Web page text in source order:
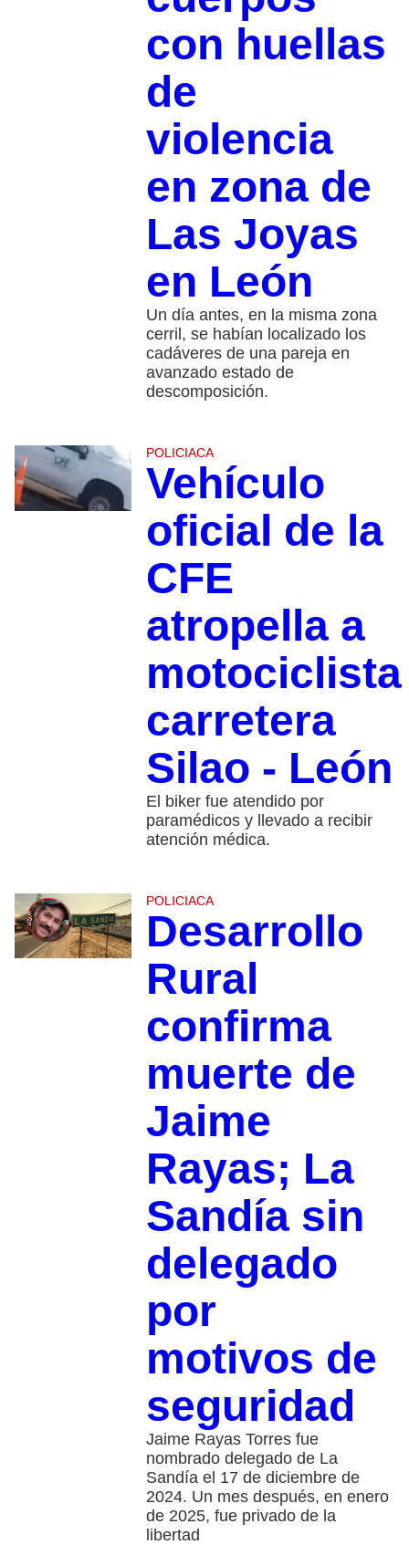
con huellas
de
violencia
en zona de
Las Joyas
en León
Un día antes, en la misma zona
cerril, se habían localizado los
cadáveres de una pareja en
avanzado estado de
descomposición.
POLICIACA
Vehículo
oficial de la
CFE
atropella a
motociclista
carretera
Silao - León
El biker fue atendido por
paramédicos y llevado a recibir
atención médica.
POLICIACA
Desarrollo
Rural
confirma
muerte de
Jaime
Rayas; La
Sandía sin
delegado
por
motivos de
seguridad
Jaime Rayas Torres fue
nombrado delegado de La
Sandía el 17 de diciembre de
2024. Un mes después, en enero
de 2025, fue privado de la
libertad